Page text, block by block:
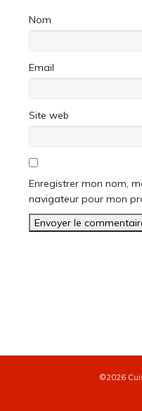
Nom
Email
Site web
Enregistrer mon nom,
navigateur pour mon
©2026